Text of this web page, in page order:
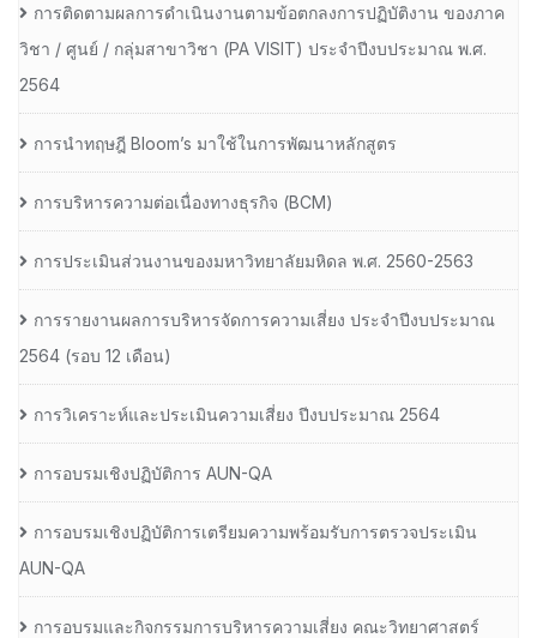
การติดตามผลการดำเนินงานตามข้อตกลงการปฏิบัติงาน ของภาค
วิชา / ศูนย์ / กลุ่มสาขาวิชา (PA VISIT) ประจำปีงบประมาณ พ.ศ.​
2564
การนำทฤษฎี Bloom’s มาใช้ในการพัฒนาหลักสูตร
การบริหารความต่อเนื่องทางธุรกิจ (BCM)
การประเมินส่วนงานของมหาวิทยาลัยมหิดล พ.ศ. 2560-2563
การรายงานผลการบริหารจัดการความเสี่ยง ประจำปีงบประมาณ
2564 (รอบ 12 เดือน)
การวิเคราะห์และประเมินความเสี่ยง ปีงบประมาณ 2564
การอบรมเชิงปฏิบัติการ AUN-QA
การอบรมเชิงปฏิบัติการเตรียมความพร้อมรับการตรวจประเมิน
AUN-QA
การอบรมและกิจกรรมการบริหารความเสี่ยง คณะวิทยาศาสตร์